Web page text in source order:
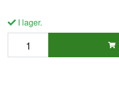
I lager.